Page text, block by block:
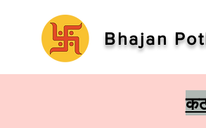
Bhajan